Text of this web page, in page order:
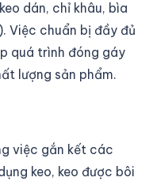
dán, chỉ khâu, bìa
Việc chuẩn bị đầy đủ
quá trình đóng gáy
lượng sản phẩm.
việc gắn kết các
keo, keo được bôi